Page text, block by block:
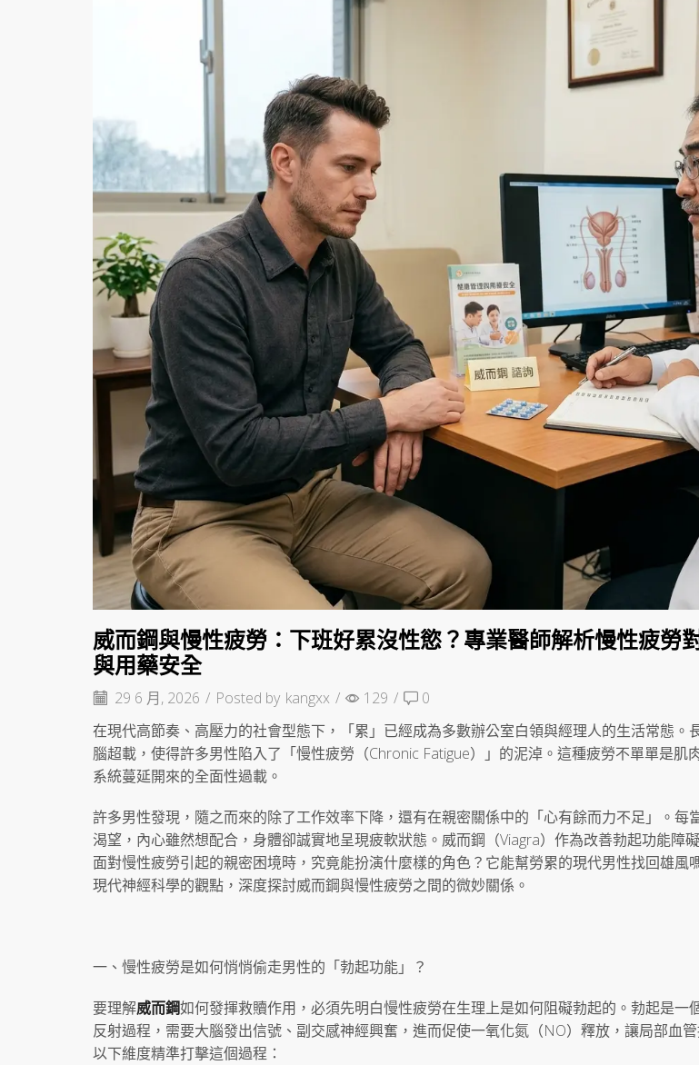
威而鋼與慢性疲勞：下班好累沒性慾？專業醫師解析慢性疲勞
與用藥安全
29 6 月, 2026 / Posted by kangxx / 129 /
0
在現代高節奏、高壓力的社會型態下，「累」已經成為多數辦公室白領與經理人的生活常態。
腦超載，使得許多男性陷入了「慢性疲勞（Chronic Fatigue）」的泥淖。這種疲勞不單單是肌
系統蔓延開來的全面性過載。
許多男性發現，隨之而來的除了工作效率下降，還有在親密關係中的「心有餘而力不足」。每
渴望，內心雖然想配合，身體卻誠實地呈現疲軟狀態。威而鋼（Viagra）作為改善勃起功能障
面對慢性疲勞引起的親密困境時，究竟能扮演什麼樣的角色？它能幫勞累的現代男性找回雄風
現代神經科學的觀點，深度探討威而鋼與慢性疲勞之間的微妙關係。
一、慢性疲勞是如何悄悄偷走男性的「勃起功能」？
要理解威而鋼如何發揮救贖作用，必須先明白慢性疲勞在生理上是如何阻礙勃起的。勃起是一
反射過程，需要大腦發出信號、副交感神經興奮，進而促使一氧化氮（NO）釋放，讓局部血
以下維度精準打擊這個過程：